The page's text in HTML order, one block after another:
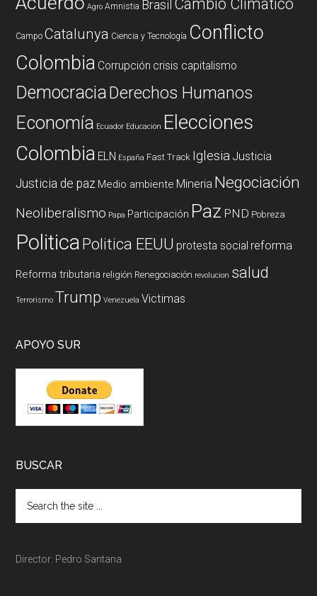
Agro Amnistia Brasil Cambio Climatico
Campo Catalunya Ciencia y Tecnología Conflicto
Colombia Corrupción crisis capitalismo
DemocraciaDerechos Humanos
Economía Ecuador Educación Elecciones
Colombia ELN España Fast Track Iglesia Justicia
Justicia de paz Medio ambiente Mineria Negociación
Neoliberalismo Papa Participación Paz PND Pobreza
PoliticaPolitica EEUU protesta social reforma
Reforma tributaria religión Renegociación revolucion salud
Terrorismo Trump Venezuela Victimas
APOYO SUR
BUSCAR
Director: Pedro Santana